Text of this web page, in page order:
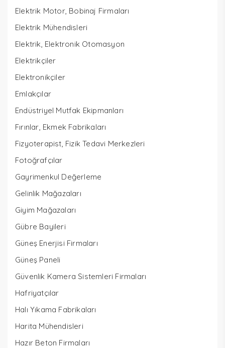
Elektrik Motor, Bobinaj Firmaları
Elektrik Mühendisleri
Elektrik, Elektronik Otomasyon
Elektrikçiler
Elektronikçiler
Emlakçılar
Endüstriyel Mutfak Ekipmanları
Fırınlar, Ekmek Fabrikaları
Fizyoterapist, Fizik Tedavi Merkezleri
Fotoğrafçılar
Gayrimenkul Değerleme
Gelinlik Mağazaları
Giyim Mağazaları
Gübre Bayileri
Güneş Enerjisi Firmaları
Güneş Paneli
Güvenlik Kamera Sistemleri Firmaları
Hafriyatçılar
Halı Yıkama Fabrikaları
Harita Mühendisleri
Hazır Beton Firmaları